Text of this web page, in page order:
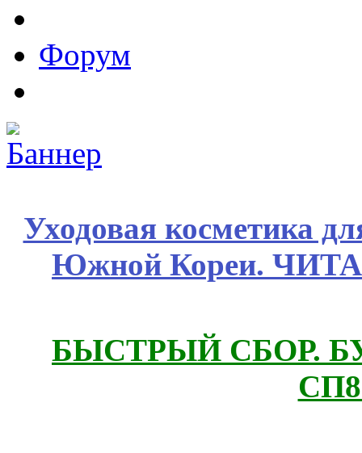
Форум
Уходовая косметика
Южной Кореи.
БЫСТРЫЙ СБОР.